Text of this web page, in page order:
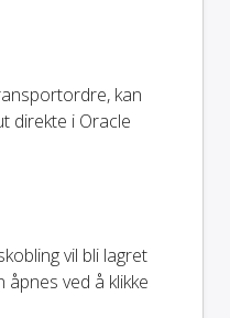
kan
direkte i Oracle
vil bli lagret
åpnes ved å klikke